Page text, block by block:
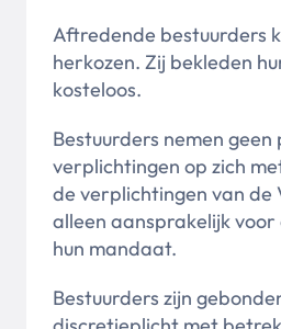
Aftredende bestuurders
herkozen. Zij bekleden
kosteloos.
Bestuurders nemen geen
verplichtingen op zich
de verplichtingen van de
alleen aansprakelijk
hun mandaat.
Bestuurders zijn